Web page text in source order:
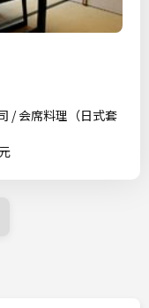
/ 会席料理（日式套